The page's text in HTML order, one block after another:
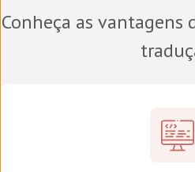
Conheça as vantagens